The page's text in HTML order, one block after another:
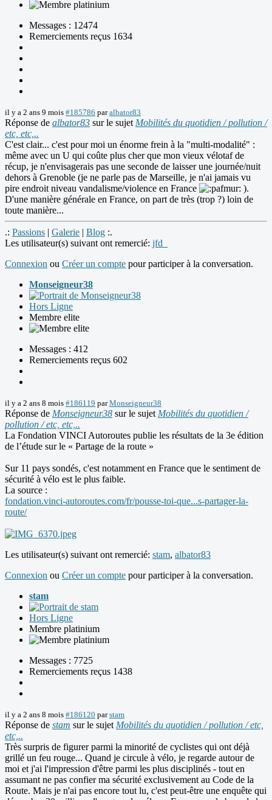
Messages : 12474
Remerciements reçus 1634
il y a 2 ans 9 mois #185786 paralbator83
Réponse de albator83 sur le sujet Mobilités du quotidien / pollution /
etc, etc,..
C'est clair... c'est pour moi un énorme frein à la "multi-modalité" :
même avec un U qui coûte plus cher que mon vieux vélotaf de
récup, je n'envisagerais pas une seconde de laisser une journée/nuit
dehors à Grenoble (je ne parle pas de Marseille, je n'ai jamais vu
pire endroit niveau vandalisme/violence en France
).
D'une manière générale en France, on part de très (trop ?) loin de
toute manière...
.: Passions | Galerie | Blog :.
Les utilisateur(s) suivant ont remercié: jfd_
Connexion ou Créer un compte pour participer à la conversation.
Monseigneur38
Hors Ligne
Membre elite
Messages : 412
Remerciements reçus 602
il y a 2 ans 8 mois #186119 parMonseigneur38
Réponse de Monseigneur38 sur le sujet Mobilités du quotidien /
pollution / etc, etc,..
La Fondation VINCI Autoroutes publie les résultats de la 3e édition
de l’étude sur le « Partage de la route »
Sur 11 pays sondés, c'est notamment en France que le sentiment de
sécurité à vélo est le plus faible.
La source :
fondation.vinci-autoroutes.com/fr/pousse-toi-que...s-partager-la-
route/
Les utilisateur(s) suivant ont remercié: stam, albator83
Connexion ou Créer un compte pour participer à la conversation.
stam
Hors Ligne
Membre platinium
Messages : 7725
Remerciements reçus 1438
il y a 2 ans 8 mois #186120 parstam
Réponse de stam sur le sujet Mobilités du quotidien / pollution / etc,
etc,..
Très surpris de figurer parmi la minorité de cyclistes qui ont déjà
grillé un feu rouge... Quand je circule à vélo, je regarde autour de
moi et j'ai l'impression d'être parmi les plus disciplinés - tout en
assumant ne pas confier ma sécurité exclusivement au Code de la
Route. Mais je n'ai pas encore tout lu, c'est peut-être une enquête qui